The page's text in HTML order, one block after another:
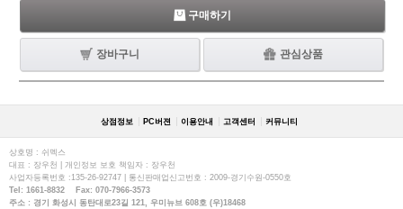
구매하기
장바구니 관심상품
상점정보 PC버젼 이용안내 고객센터 커뮤니티
상호명 : 쉬멕스
대표 : 장우천 | 개인정보 보호 책임자 : 장우천
사업자등록번호 :135-26-92747 | 통신판매업신고번호 : 2009-경기수원-0550호
Tel: 1661-8832 Fax: 070-7966-3573
주소 : 경기 화성시 동탄대로23길 121, 우미뉴브 608호 (우)18468